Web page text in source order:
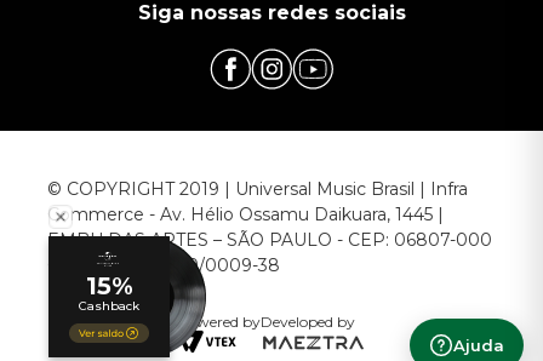
Ajuda
Siga nossas redes sociais
© COPYRIGHT 2019 | Universal Music Brasil | Infra
Commerce - Av. Hélio Ossamu Daikuara, 1445 |
EMBU DAS ARTES – SÃO PAULO - CEP: 06807-000
CNPJ: 00.952.789/0009-38
Powered byDeveloped by